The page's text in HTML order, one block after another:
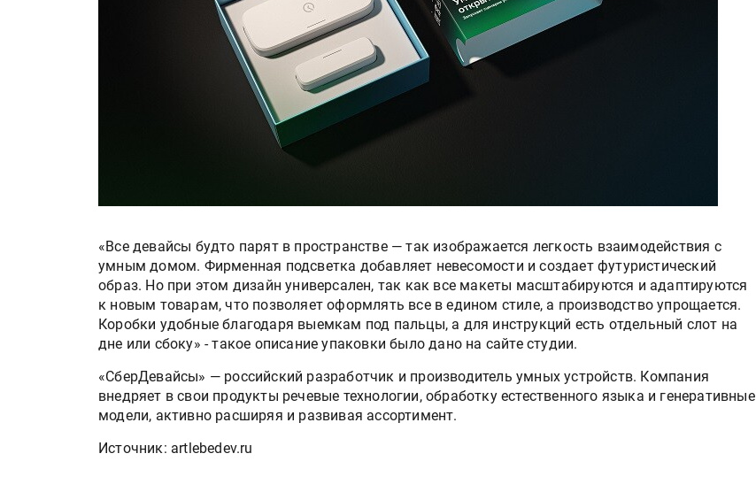
«Все девайсы будто парят в пространстве — так изображается легкость взаимодействия с
умным домом. Фирменная подсветка добавляет невесомости и создает футуристический
образ. Но при этом дизайн универсален, так как все макеты масштабируются и адаптируются
к новым товарам, что позволяет оформлять все в едином стиле, а производство упрощается.
Коробки удобные благодаря выемкам под пальцы, а для инструкций есть отдельный слот на
дне или сбоку» - такое описание упаковки было дано на сайте студии.
«СберДевайсы» — российский разработчик и производитель умных устройств. Компания
внедряет в свои продукты речевые технологии, обработку естественного языка и генеративные
модели, активно расширяя и развивая ассортимент.
Источник: artlebedev.ru